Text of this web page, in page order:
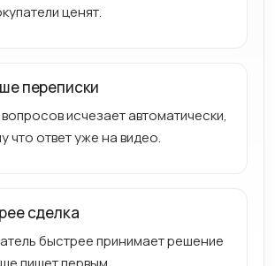
ценят.
переписки
исчезает автоматически,
что ответ уже на видео.
сделка
быстрее принимает решение